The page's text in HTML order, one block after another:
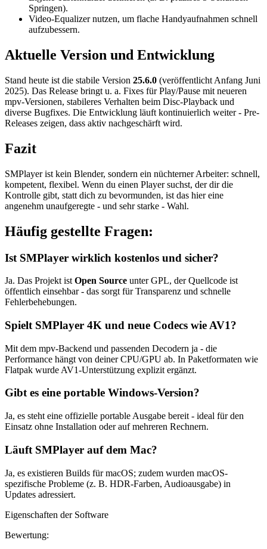
Springen).
Video-Equalizer nutzen, um flache Handyaufnahmen schnell
aufzubessern.
Aktuelle Version und Entwicklung
Stand heute ist die stabile Version 25.6.0 (veröffentlicht Anfang Juni
2025). Das Release bringt u. a. Fixes für Play/Pause mit neueren
mpv-Versionen, stabileres Verhalten beim Disc-Playback und
diverse Bugfixes. Die Entwicklung läuft kontinuierlich weiter - Pre-
Releases zeigen, dass aktiv nachgeschärft wird.
Fazit
SMPlayer ist kein Blender, sondern ein nüchterner Arbeiter: schnell,
kompetent, flexibel. Wenn du einen Player suchst, der dir die
Kontrolle gibt, statt dich zu bevormunden, ist das hier eine
angenehm unaufgeregte - und sehr starke - Wahl.
Häufig gestellte Fragen:
Ist SMPlayer wirklich kostenlos und sicher?
Ja. Das Projekt ist Open Source unter GPL, der Quellcode ist
öffentlich einsehbar - das sorgt für Transparenz und schnelle
Fehlerbehebungen.
Spielt SMPlayer 4K und neue Codecs wie AV1?
Mit dem mpv-Backend und passenden Decodern ja - die
Performance hängt von deiner CPU/GPU ab. In Paketformaten wie
Flatpak wurde AV1-Unterstützung explizit ergänzt.
Gibt es eine portable Windows-Version?
Ja, es steht eine offizielle portable Ausgabe bereit - ideal für den
Einsatz ohne Installation oder auf mehreren Rechnern.
Läuft SMPlayer auf dem Mac?
Ja, es existieren Builds für macOS; zudem wurden macOS-
spezifische Probleme (z. B. HDR-Farben, Audioausgabe) in
Updates adressiert.
Eigenschaften der Software
Bewertung: